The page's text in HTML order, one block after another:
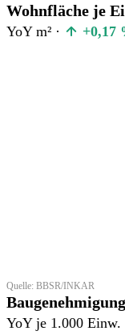
Wohnfläche je
YoY m² · +0,17
Quelle: BBSR/INKAR
YoY je 1.000 Einw.